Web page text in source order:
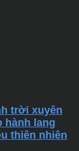
trời xuyên
hành lang
thiên nhiên